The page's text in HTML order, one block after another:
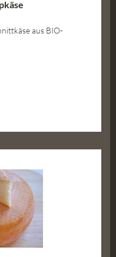
aus BIO-